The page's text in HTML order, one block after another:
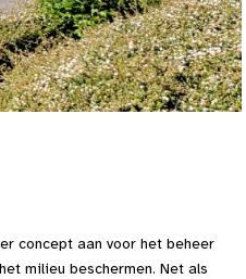
concept aan voor het beheer
milieu beschermen. Net als